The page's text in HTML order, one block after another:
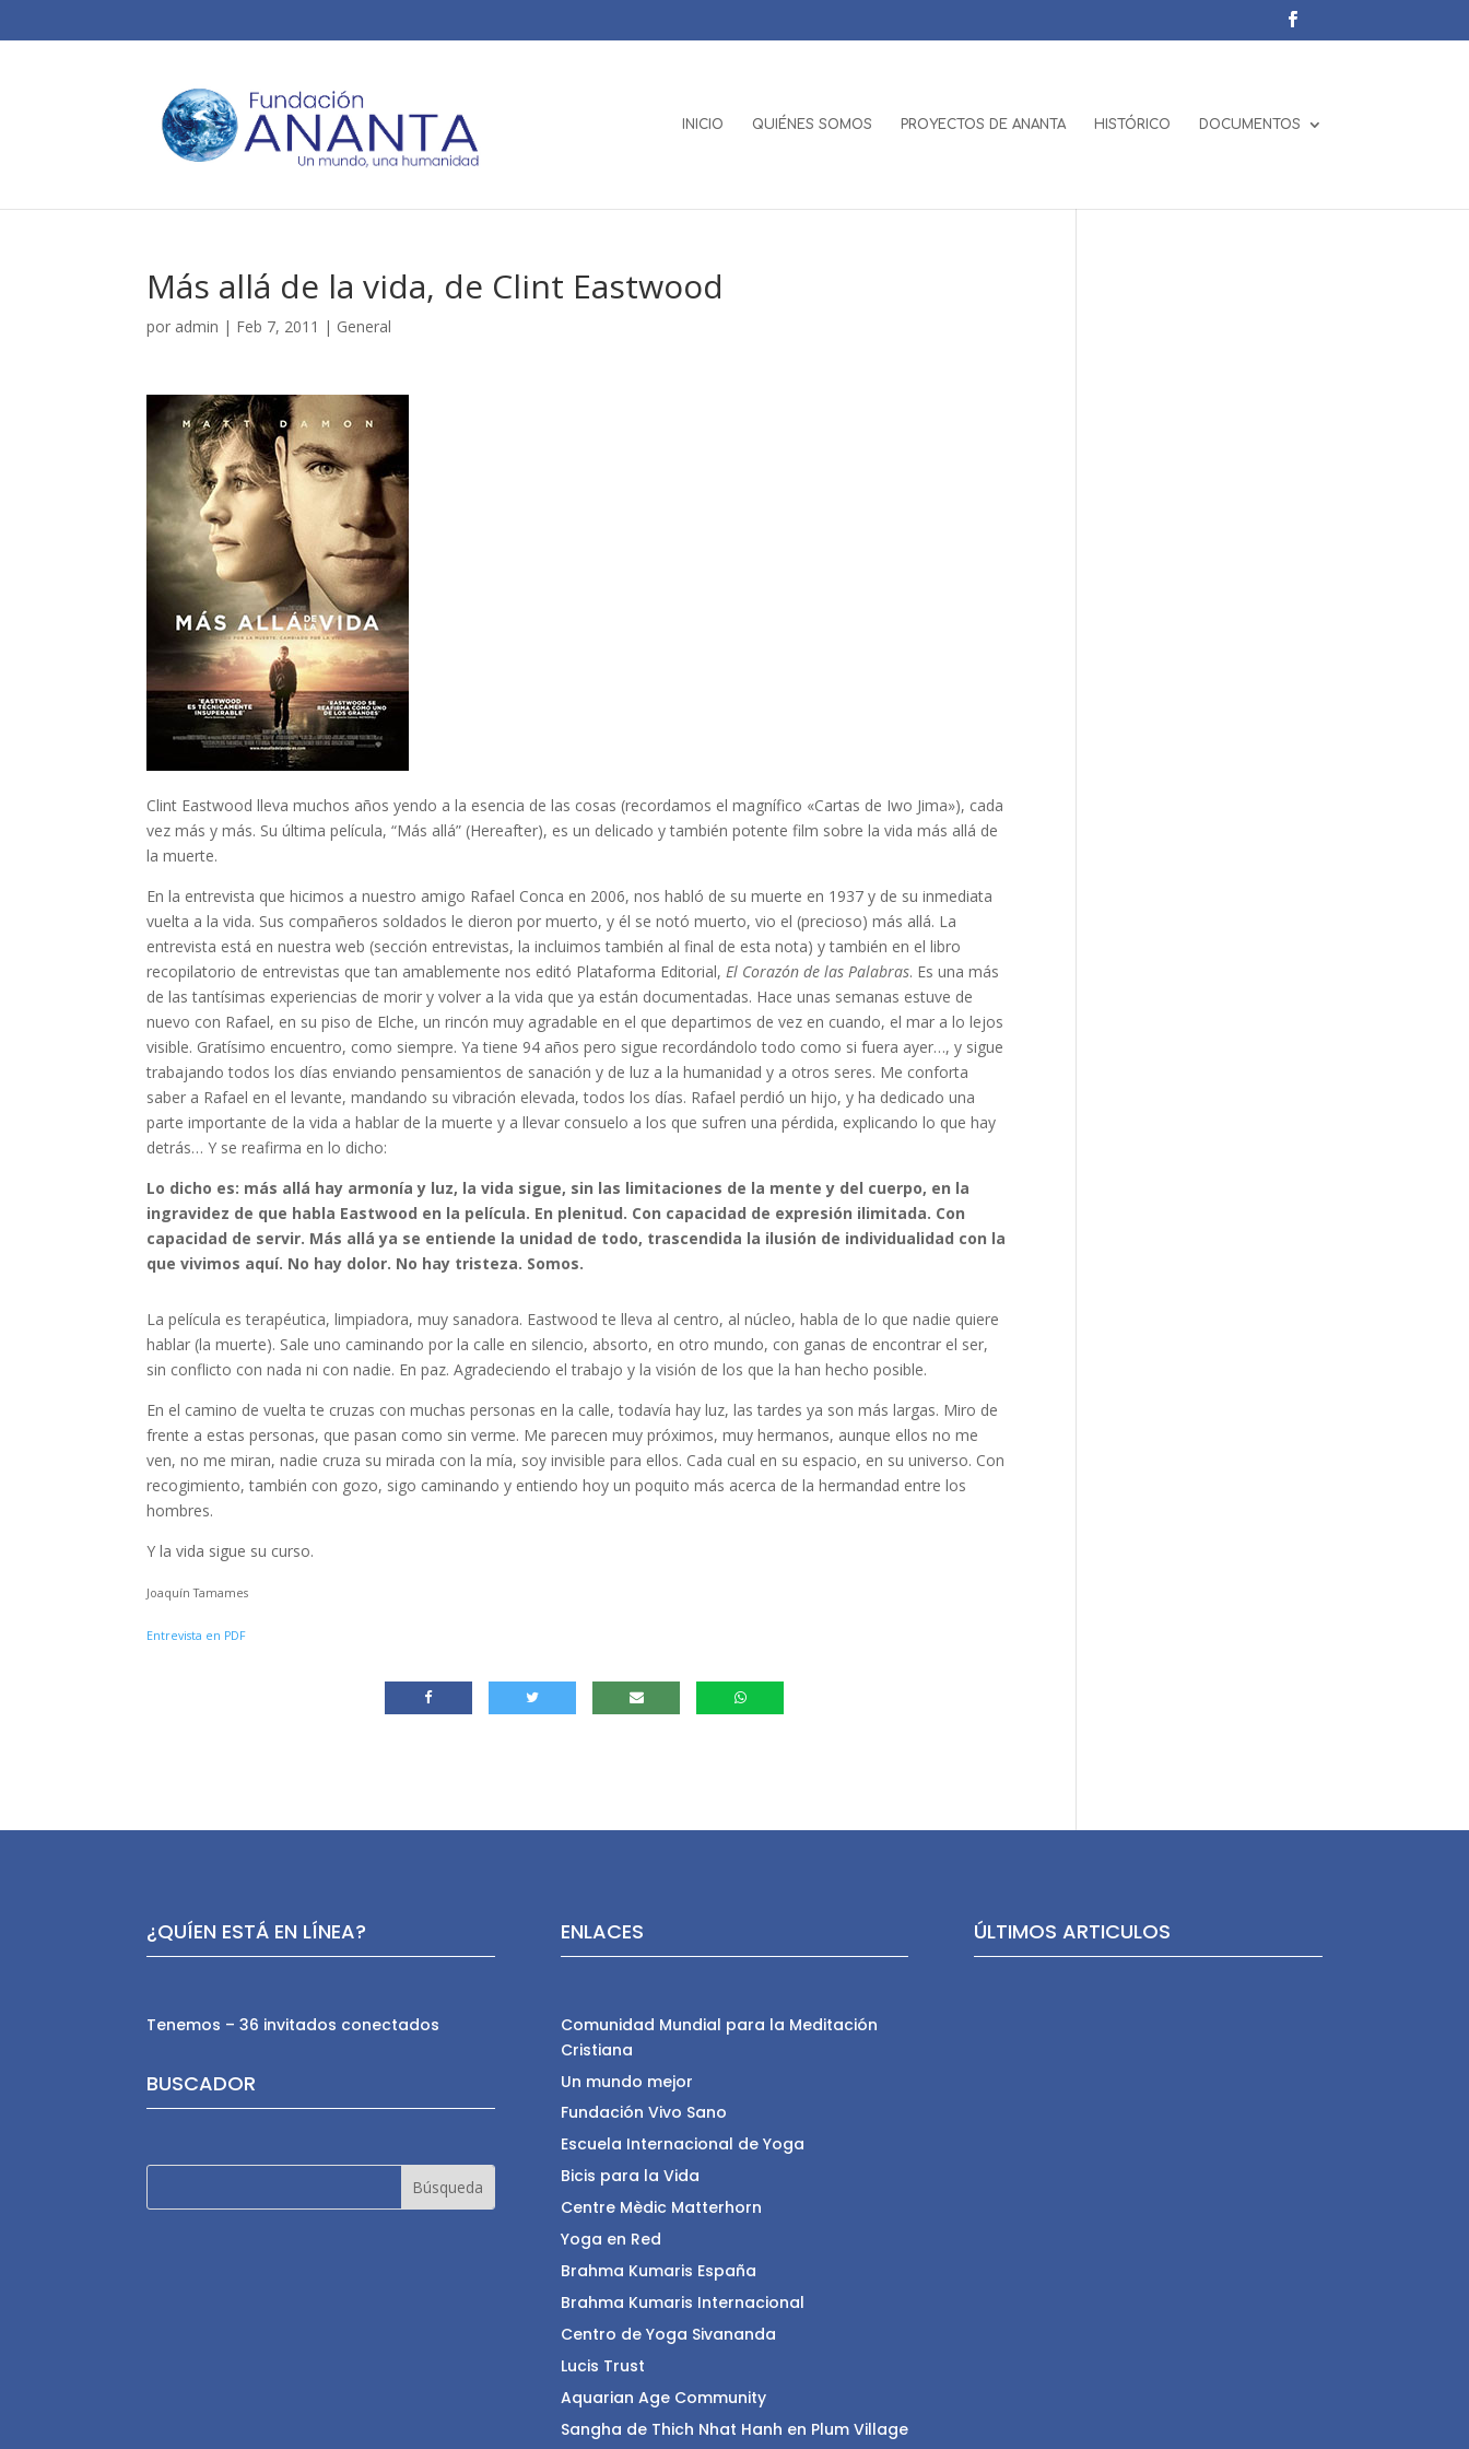
INICIO QUIÉNES SOMOS PROYECTOS DE ANANTA HISTÓRICO DOCUMENTOS
Más allá de la vida, de Clint Eastwood
por admin | Feb 7, 2011 | General
Clint Eastwood lleva muchos años yendo a la esencia de las cosas (recordamos el magnífico «Cartas de Iwo Jima»), cada
vez más y más. Su última película, “Más allá” (Hereafter), es un delicado y también potente film sobre la vida más allá de
la muerte.
En la entrevista que hicimos a nuestro amigo Rafael Conca en 2006, nos habló de su muerte en 1937 y de su inmediata
vuelta a la vida. Sus compañeros soldados le dieron por muerto, y él se notó muerto, vio el (precioso) más allá. La
entrevista está en nuestra web (sección entrevistas, la incluimos también al final de esta nota) y también en el libro
recopilatorio de entrevistas que tan amablemente nos editó Plataforma Editorial,El Corazón de las Palabras. Es una más
de las tantísimas experiencias de morir y volver a la vida que ya están documentadas. Hace unas semanas estuve de
nuevo con Rafael, en su piso de Elche, un rincón muy agradable en el que departimos de vez en cuando, el mar a lo lejos
visible. Gratísimo encuentro, como siempre. Ya tiene 94 años pero sigue recordándolo todo como si fuera ayer…, y sigue
trabajando todos los días enviando pensamientos de sanación y de luz a la humanidad y a otros seres. Me conforta
saber a Rafael en el levante, mandando su vibración elevada, todos los días. Rafael perdió un hijo, y ha dedicado una
parte importante de la vida a hablar de la muerte y a llevar consuelo a los que sufren una pérdida, explicando lo que hay
detrás… Y se reafirma en lo dicho:
Lo dicho es: más allá hay armonía y luz, la vida sigue, sin las limitaciones de la mente y del cuerpo, en la
ingravidez de que habla Eastwood en la película. En plenitud. Con capacidad de expresión ilimitada. Con
capacidad de servir. Más allá ya se entiende la unidad de todo, trascendida la ilusión de individualidad con la
que vivimos aquí. No hay dolor. No hay tristeza. Somos.
La película es terapéutica, limpiadora, muy sanadora. Eastwood te lleva al centro, al núcleo, habla de lo que nadie quiere
hablar (la muerte). Sale uno caminando por la calle en silencio, absorto, en otro mundo, con ganas de encontrar el ser,
sin conflicto con nada ni con nadie. En paz. Agradeciendo el trabajo y la visión de los que la han hecho posible.
En el camino de vuelta te cruzas con muchas personas en la calle, todavía hay luz, las tardes ya son más largas. Miro de
frente a estas personas, que pasan como sin verme. Me parecen muy próximos, muy hermanos, aunque ellos no me
ven, no me miran, nadie cruza su mirada con la mía, soy invisible para ellos. Cada cual en su espacio, en su universo. Con
recogimiento, también con gozo, sigo caminando y entiendo hoy un poquito más acerca de la hermandad entre los
hombres.
Y la vida sigue su curso.
Joaquín Tamames
Entrevista en PDF
¿QUÍEN ESTÁ EN LÍNEA?
Tenemos – 36 invitados conectados
BUSCADOR
ENLACES
Comunidad Mundial para la Meditación
Cristiana
Un mundo mejor
Fundación Vivo Sano
Escuela Internacional de Yoga
Bicis para la Vida
Centre Mèdic Matterhorn
Yoga en Red
Brahma Kumaris España
Brahma Kumaris Internacional
Centro de Yoga Sivananda
Lucis Trust
Aquarian Age Community
Sangha de Thich Nhat Hanh en Plum Village
ÚLTIMOS ARTICULOS